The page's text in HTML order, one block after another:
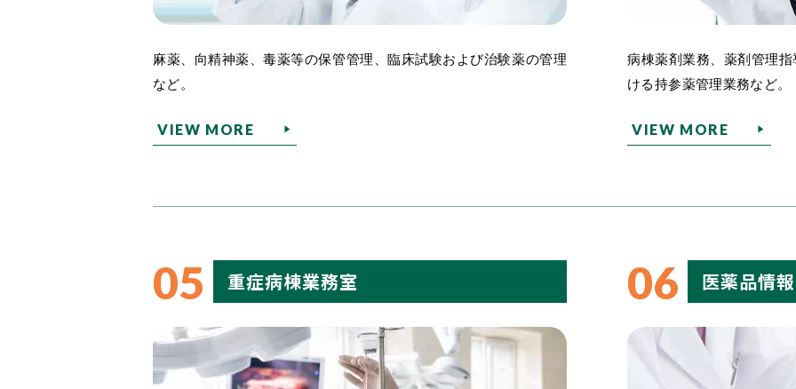
麻薬、向精神薬、毒薬等の保管管理、臨床試験および治験薬の管理
など。
VIEW MORE
病棟薬剤業務、薬剤管理
ける持参薬管理業務など。
VIEW MORE
05 重症病棟業務室 06 医薬品情